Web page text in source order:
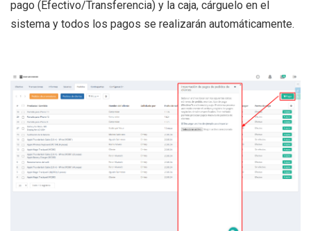
pago (Efectivo/Transferencia) y la caja, cárguelo en el
sistema y todos los pagos se realizarán automáticamente.